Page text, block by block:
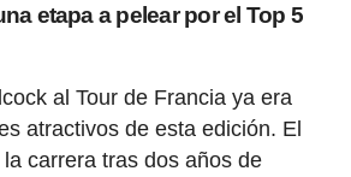
etapa a pelear por el Top 5
al Tour de Francia ya era
atractivos de esta edición. El
carrera tras dos años de